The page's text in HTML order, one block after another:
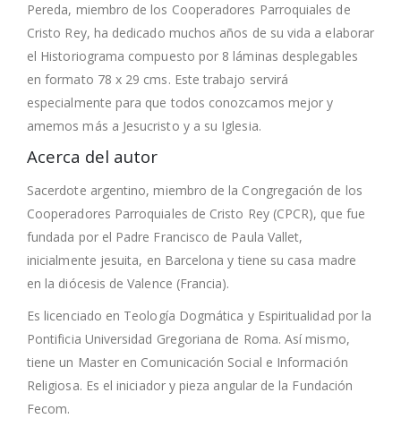
Pereda, miembro de los Cooperadores Parroquiales de
Cristo Rey, ha dedicado muchos años de su vida a elaborar
el Historiograma compuesto por 8 láminas desplegables
en formato 78 x 29 cms. Este trabajo servirá
especialmente para que todos conozcamos mejor y
amemos más a Jesucristo y a su Iglesia.
Acerca del autor
Sacerdote argentino, miembro de la Congregación de los
Cooperadores Parroquiales de Cristo Rey (CPCR), que fue
fundada por el Padre Francisco de Paula Vallet,
inicialmente jesuita, en Barcelona y tiene su casa madre
en la diócesis de Valence (Francia).
Es licenciado en Teología Dogmática y Espiritualidad por la
Pontificia Universidad Gregoriana de Roma. Así mismo,
tiene un Master en Comunicación Social e Información
Religiosa. Es el iniciador y pieza angular de la Fundación
Fecom.